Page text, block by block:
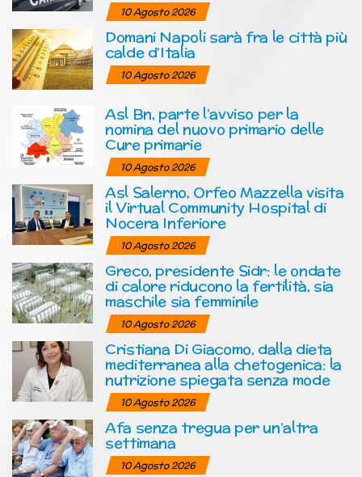
10 Agosto 2026
Domani Napoli sarà fra le città più
calde d’Italia
10 Agosto 2026
Asl Bn, parte l’avviso per la
nomina del nuovo primario delle
Cure primarie
10 Agosto 2026
Asl Salerno, Orfeo Mazzella visita
il Virtual Community Hospital di
Nocera Inferiore
10 Agosto 2026
Greco, presidente Sidr: le ondate
di calore riducono la fertilità, sia
maschile sia femminile
10 Agosto 2026
Cristiana Di Giacomo, dalla dieta
mediterranea alla chetogenica: la
nutrizione spiegata senza mode
10 Agosto 2026
Afa senza tregua per un’altra
settimana
10 Agosto 2026